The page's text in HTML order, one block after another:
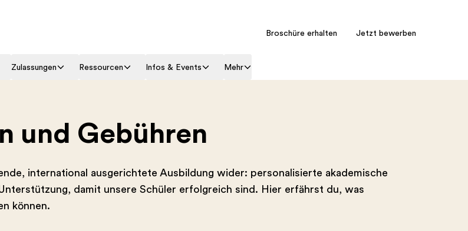
Broschüre erhalten Jetzt bewerben
Zulassungen Ressourcen Infos & Events Mehr
und Gebühren
international ausgerichtete Ausbildung wider: personalisierte akademische
damit unsere Schüler erfolgreich sind. Hier erfährst du, was
können.